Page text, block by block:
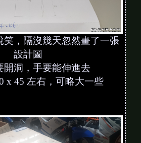
笑，隔沒幾天忽然畫了一張
設計圖
開洞，手要能伸進去
x 45 左右，可略大一些